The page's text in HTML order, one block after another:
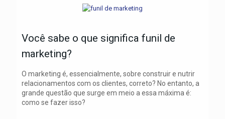
Você sabe o que significa funil de
marketing?
O marketing é, essencialmente, sobre construir e nutrir
relacionamentos com os clientes, correto? No entanto, a
grande questão que surge em meio a essa máxima é:
como se fazer isso?